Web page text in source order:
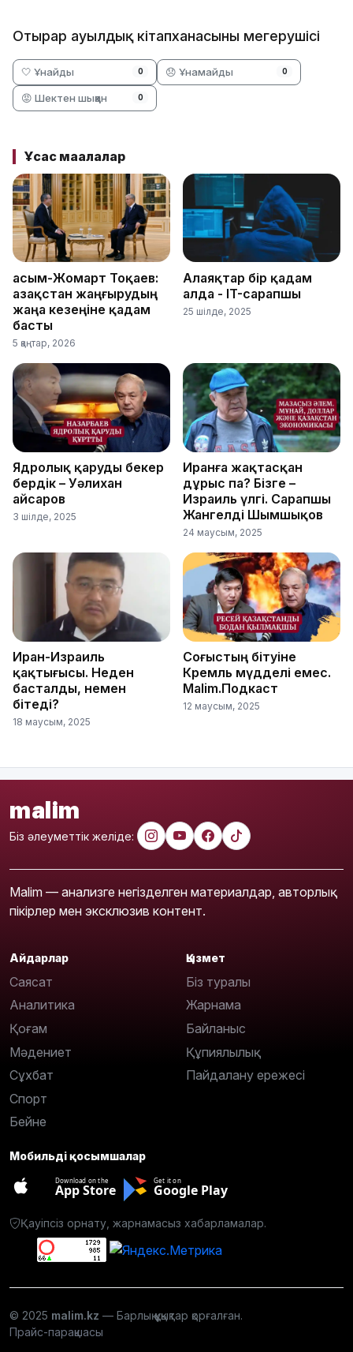
Отырар ауылдық кітапханасының меңгерушісі
🤍 Ұнайды 0 😞 Ұнамайды 0
😡 Шектен шыққан 0
Ұқсас мақалалар
Қасым-Жомарт Тоқаев:
Қазақстан жаңғырудың
жаңа кезеңіне қадам
басты
5 қаңтар, 2026
Алаяқтар бір қадам
алда - IT-сарапшы
25 шілде, 2025
Ядролық қаруды бекер
бердік – Уәлихан
Қайсаров
3 шілде, 2025
Иранға жақтасқан
дұрыс па? Бізге –
Израиль үлгі. Сарапшы
Жангелді Шымшықов
24 маусым, 2025
Иран-Израиль
қақтығысы. Неден
басталды, немен
бітеді?
18 маусым, 2025
Соғыстың бітуіне
Кремль мүдделі емес.
Malim.Подкаст
12 маусым, 2025
malim
Біз әлеуметтік желіде:
Malim — анализге негізделген материалдар, авторлық
пікірлер мен эксклюзив контент.
Айдарлар
Саясат
Аналитика
Қоғам
Мәдениет
Сұхбат
Спорт
Бейне
Қызмет
Біз туралы
Жарнама
Байланыс
Құпиялылық
Пайдалану ережесі
Мобильді қосымшалар
Download on the
App Store
Get it on
Google Play
Қауіпсіз орнату, жарнамасыз хабарламалар.
© 2025 malim.kz — Барлық құқықтар қорғалған.
Прайс-парақшасы